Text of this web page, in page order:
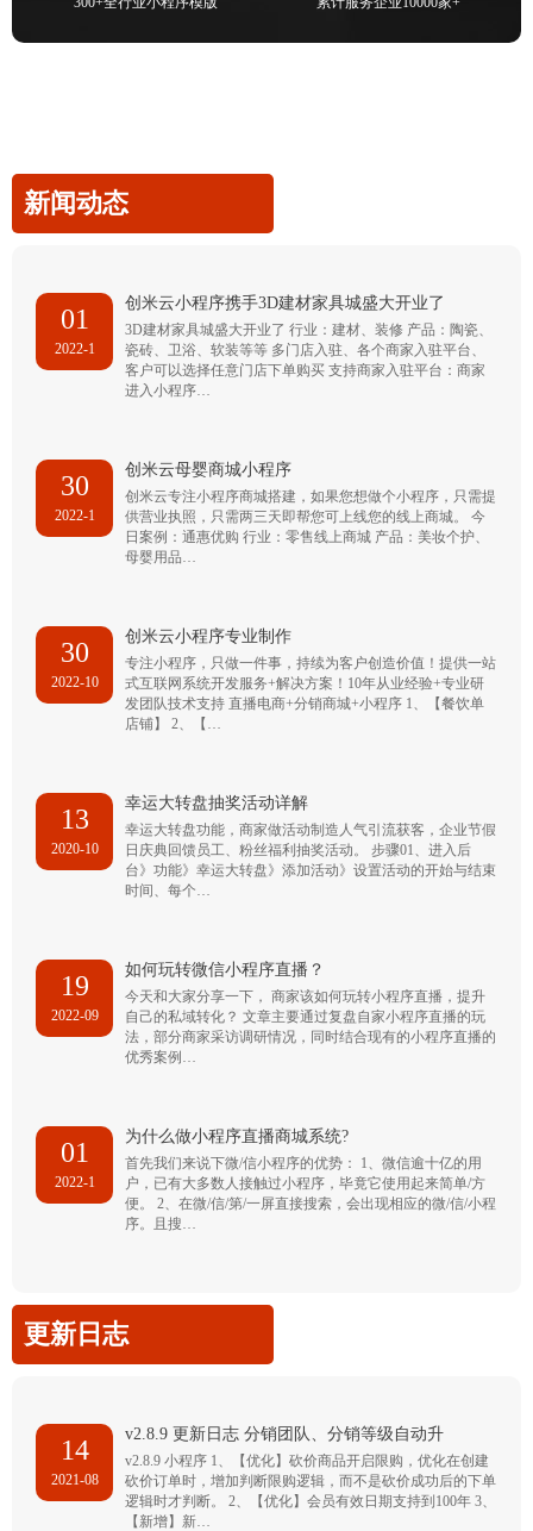
新闻动态
01
2022-1
创米云小程序携手3D建材家具城盛大开业了
3D建材家具城盛大开业了 行业：建材、装修 产品：陶瓷、
瓷砖、卫浴、软装等等 多门店入驻、各个商家入驻平台、
客户可以选择任意门店下单购买 支持商家入驻平台：商家
进入小程序…
30
2022-1
创米云母婴商城小程序
创米云专注小程序商城搭建，如果您想做个小程序，只需提
供营业执照，只需两三天即帮您可上线您的线上商城。 今
日案例：通惠优购 行业：零售线上商城 产品：美妆个护、
母婴用品…
30
2022-10
创米云小程序专业制作
专注小程序，只做一件事，持续为客户创造价值！提供一站
式互联网系统开发服务+解决方案！10年从业经验+专业研
发团队技术支持 直播电商+分销商城+小程序 1、【餐饮单
店铺】 2、【…
13
2020-10
幸运大转盘抽奖活动详解
幸运大转盘功能，商家做活动制造人气引流获客，企业节假
日庆典回馈员工、粉丝福利抽奖活动。 步骤01、进入后
台》功能》幸运大转盘》添加活动》设置活动的开始与结束
时间、每个…
19
2022-09
如何玩转微信小程序直播？
今天和大家分享一下， 商家该如何玩转小程序直播，提升
自己的私域转化？ 文章主要通过复盘自家小程序直播的玩
法，部分商家采访调研情况，同时结合现有的小程序直播的
优秀案例…
01
2022-1
为什么做小程序直播商城系统?
首先我们来说下微/信小程序的优势： 1、微信逾十亿的用
户，已有大多数人接触过小程序，毕竟它使用起来简单/方
便。 2、在微/信/第/一屏直接搜索，会出现相应的微/信/小程
序。且搜…
更新日志
14
2021-08
v2.8.9 更新日志 分销团队、分销等级自动升
v2.8.9 小程序 1、【优化】砍价商品开启限购，优化在创建
砍价订单时，增加判断限购逻辑，而不是砍价成功后的下单
逻辑时才判断。 2、【优化】会员有效日期支持到100年 3、
【新增】新…